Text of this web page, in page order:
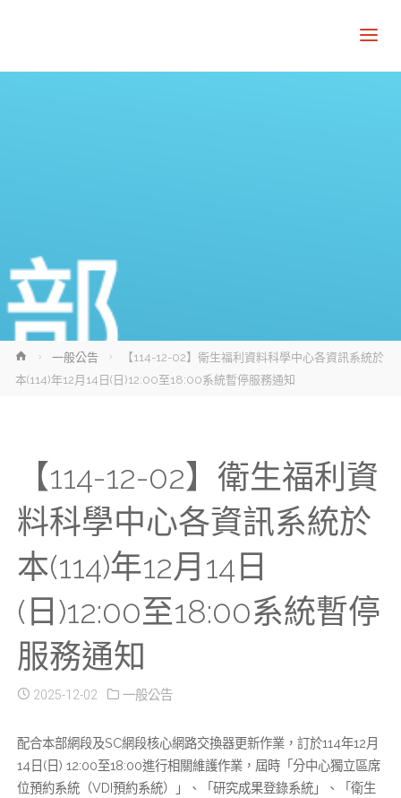
Home一般公告
【114-12-02】衛生福利資料科學中心各資訊系統於
本(114)年12月14日(日)12:00至18:00系統暫停服務通知
【114-12-02】衛生福利資
料科學中心各資訊系統於
本(114)年12月14日
(日)12:00至18:00系統暫停
服務通知
2025-12-02 一般公告
配合本部網段及SC網段核心網路交換器更新作業，訂於114年12月
14日(日) 12:00至18:00進行相關維護作業，屆時「分中心獨立區席
位預約系統（VDI預約系統）」、「研究成果登錄系統」、「衛生